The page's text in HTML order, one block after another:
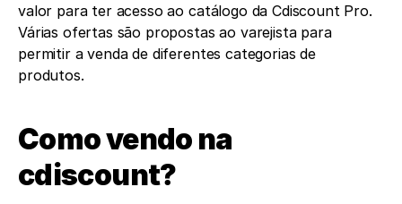
valor para ter acesso ao catálogo da Cdiscount Pro.
Várias ofertas são propostas ao varejista para
permitir a venda de diferentes categorias de
produtos.
Como vendo na
cdiscount?